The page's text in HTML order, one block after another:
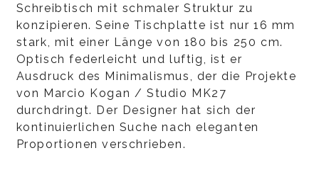
Schreibtisch mit schmaler Struktur zu
konzipieren. Seine Tischplatte ist nur 16 mm
stark, mit einer Länge von 180 bis 250 cm.
Optisch federleicht und luftig, ist er
Ausdruck des Minimalismus, der die Projekte
von Marcio Kogan / Studio MK27
durchdringt. Der Designer hat sich der
kontinuierlichen Suche nach eleganten
Proportionen verschrieben.